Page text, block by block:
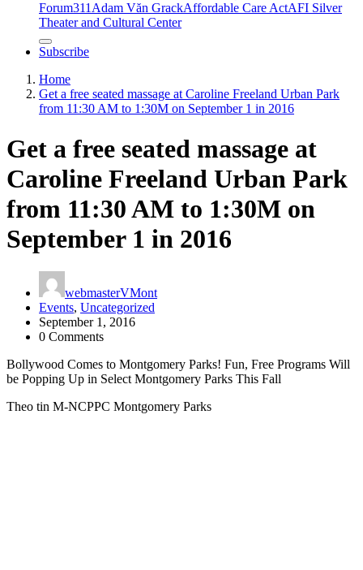
Forum311Adam Văn GrackAffordable Care ActAFI Silver
Theater and Cultural Center
Subscribe
Home
Get a free seated massage at Caroline Freeland Urban Park
from 11:30 AM to 1:30M on September 1 in 2016
Get a free seated massage at
Caroline Freeland Urban Park
from 11:30 AM to 1:30M on
September 1 in 2016
webmasterVMont
Events, Uncategorized
September 1, 2016
0 Comments
Bollywood Comes to Montgomery Parks! Fun, Free Programs Will
be Popping Up in Select Montgomery Parks This Fall
Theo tin M-NCPPC Montgomery Parks